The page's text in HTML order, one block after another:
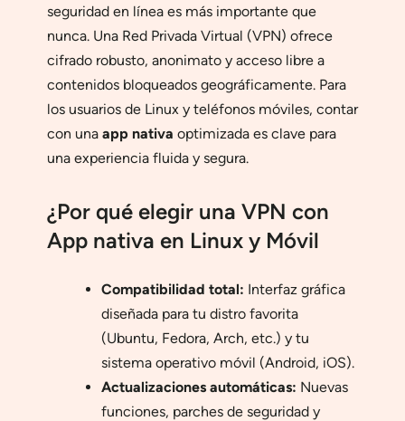
seguridad en línea es más importante que
nunca. Una Red Privada Virtual (VPN) ofrece
cifrado robusto, anonimato y acceso libre a
contenidos bloqueados geográficamente. Para
los usuarios de Linux y teléfonos móviles, contar
con una app nativa optimizada es clave para
una experiencia fluida y segura.
¿Por qué elegir una VPN con
App nativa en Linux y Móvil
Compatibilidad total: Interfaz gráfica
diseñada para tu distro favorita
(Ubuntu, Fedora, Arch, etc.) y tu
sistema operativo móvil (Android, iOS).
Actualizaciones automáticas: Nuevas
funciones, parches de seguridad y